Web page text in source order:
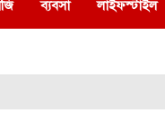
ব্যবসা লাইফস্টাইল